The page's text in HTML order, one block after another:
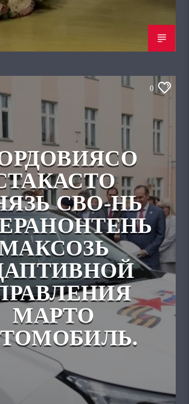
0
СВО-НЬ
МАРТО